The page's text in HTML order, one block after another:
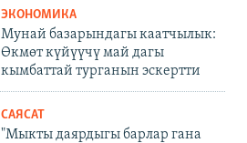
ЭКОНОМИКА
Мунай базарындагы каатчылык:
Өкмөт күйүүчү май дагы
кымбаттай турганын эскертти
САЯСАТ
"Мыкты даярдыгы барлар гана